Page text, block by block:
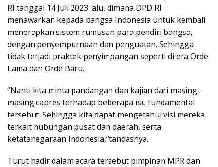
RI tanggal 14 Juli 2023 lalu, dimana DPD RI
menawarkan kepada bangsa Indonesia untuk kembali
menerapkan sistem rumusan para pendiri bangsa,
dengan penyempurnaan dan penguatan. Sehingga
tidak terjadi praktek penyimpangan seperti di era Orde
Lama dan Orde Baru.
“Nanti kita minta pandangan dan kajian dari masing-
masing capres terhadap beberapa isu fundamental
tersebut. Sehingga kita dapat mengetahui visi mereka
terkait hubungan pusat dan daerah, serta
ketatanegaraan Indonesia,”tandasnya.
Turut hadir dalam acara tersebut pimpinan MPR dan